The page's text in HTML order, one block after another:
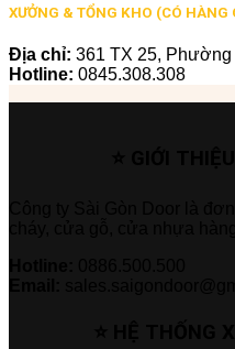
XƯỞNG & TỔNG KHO (CÓ HÀNG
Địa chỉ: 361 TX 25, Phường
Hotline: 0845.308.308